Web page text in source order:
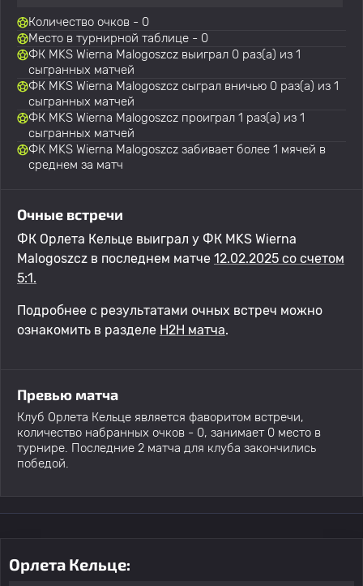
Количество очков - 0
Место в турнирной таблице - 0
ФК MKS Wierna Malogoszcz выиграл 0 раз(а) из 1
сыгранных матчей
ФК MKS Wierna Malogoszcz сыграл вничью 0 раз(а) из 1
сыгранных матчей
ФК MKS Wierna Malogoszcz проиграл 1 раз(а) из 1
сыгранных матчей
ФК MKS Wierna Malogoszcz забивает более 1 мячей в
среднем за матч
Очные встречи
ФК Орлета Кельце выиграл у ФК MKS Wierna
Malogoszcz в последнем матче 12.02.2025 со счетом
5:1.
Подробнее с результатами очных встреч можно
ознакомить в разделе H2H матча.
Превью матча
Клуб Орлета Кельце является фаворитом встречи,
количество набранных очков - 0, занимает 0 место в
турнире. Последние 2 матча для клуба закончились
победой.
Орлета Кельце: